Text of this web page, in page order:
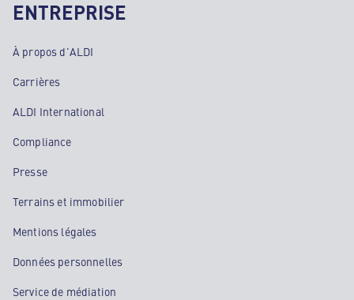
ENTREPRISE
À propos d'ALDI
Carrières
ALDI International
Compliance
Presse
Terrains et immobilier
Mentions légales
Données personnelles
Service de médiation